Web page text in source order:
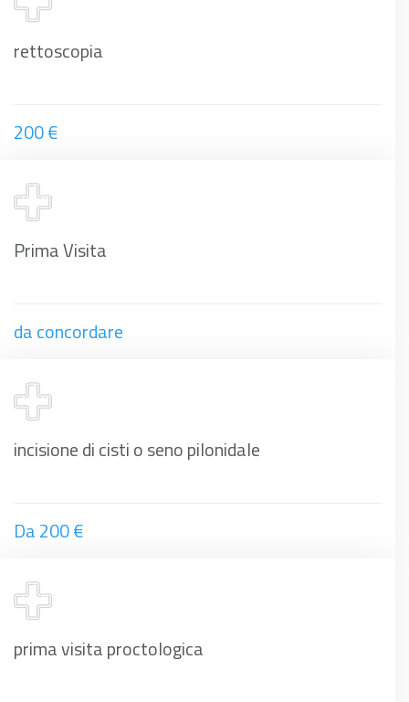
rettoscopia
200 €
Prima Visita
da concordare
incisione di cisti o seno pilonidale
Da 200 €
prima visita proctologica